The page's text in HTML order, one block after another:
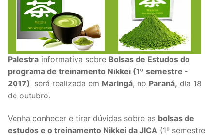
Palestra informativa sobre Bolsas de Estudos do
programa de treinamento Nikkei (1º semestre -
2017), será realizada em Maringá, no Paraná, dia 18
de outubro.
Venha conhecer e tirar dúvidas sobre as bolsas de
estudos e o treinamento Nikkei da JICA (1º semestre